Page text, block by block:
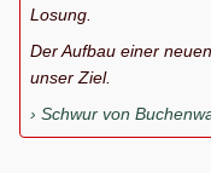
Losung.
Der Aufbau einer
unser Ziel.
Schwur von